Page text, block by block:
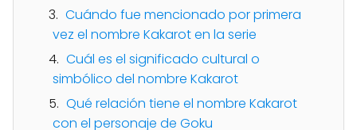
Cuándo fue mencionado por primera
vez el nombre Kakarot en la serie
Cuál es el significado cultural o
simbólico del nombre Kakarot
Qué relación tiene el nombre Kakarot
con el personaje de Goku